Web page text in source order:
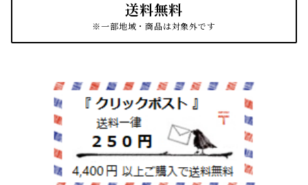
送料無料
※一部地域・商品は対象外です